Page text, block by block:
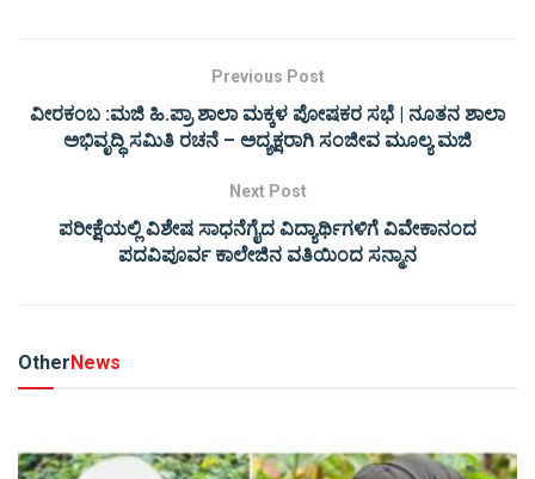
Previous Post
ವೀರಕಂಬ :ಮಜಿ ಹಿ.ಪ್ರಾ ಶಾಲಾ ಮಕ್ಕಳ ಪೋಷಕರ ಸಭೆ | ನೂತನ ಶಾಲಾ
ಅಭಿವೃದ್ಧಿ ಸಮಿತಿ ರಚನೆ – ಅದ್ಯಕ್ಷರಾಗಿ ಸಂಜೀವ ಮೂಲ್ಯ ಮಜಿ
Next Post
ಪರೀಕ್ಷೆಯಲ್ಲಿ ವಿಶೇಷ ಸಾಧನೆಗೈದ ವಿದ್ಯಾರ್ಥಿಗಳಿಗೆ ವಿವೇಕಾನಂದ
ಪದವಿಪೂರ್ವ ಕಾಲೇಜಿನ ವತಿಯಿಂದ ಸನ್ಮಾನ
Other News